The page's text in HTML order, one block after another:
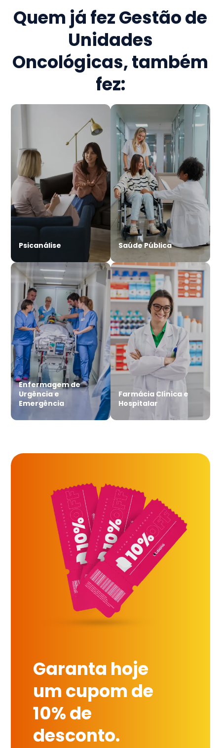
Quem já fezGestão de
Unidades
Oncológicas, também
fez:
Psicanálise Saúde Pública
Enfermagem de
Urgência e
Emergência
Farmácia Clínica e
Hospitalar
Garanta hoje
um cupom de
10% de
desconto.